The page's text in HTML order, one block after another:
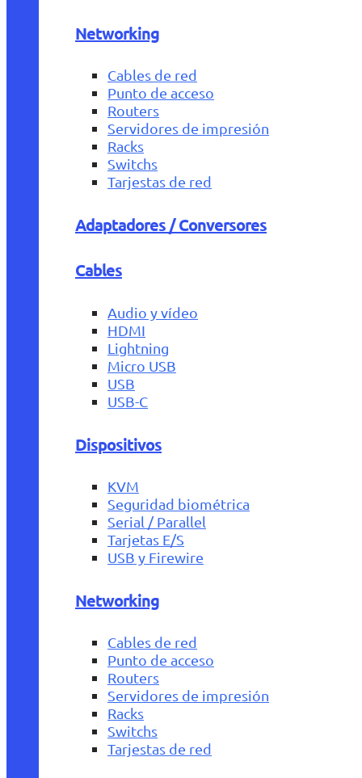
Networking
Cables de red
Punto de acceso
Routers
Servidores de impresión
Racks
Switchs
Tarjestas de red
Adaptadores / Conversores
Cables
Audio y vídeo
HDMI
Lightning
Micro USB
USB
USB-C
Dispositivos
KVM
Seguridad biométrica
Serial / Parallel
Tarjetas E/S
USB y Firewire
Networking
Cables de red
Punto de acceso
Routers
Servidores de impresión
Racks
Switchs
Tarjestas de red